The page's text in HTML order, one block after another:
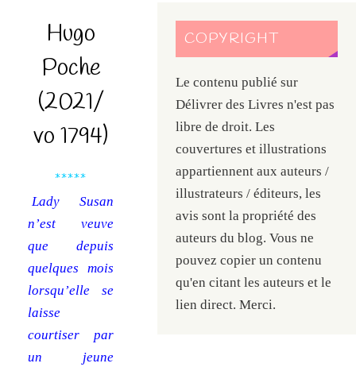
Hugo
Poche
(2021/
vo 1794)
*****
Lady Susan
n’est veuve
que depuis
quelques mois
lorsqu’elle se
laisse
courtiser par
un jeune
COPYRIGHT
Le contenu publié sur
Délivrer des Livres n'est pas
libre de droit. Les
couvertures et illustrations
appartiennent aux auteurs /
illustrateurs / éditeurs, les
avis sont la propriété des
auteurs du blog. Vous ne
pouvez copier un contenu
qu'en citant les auteurs et le
lien direct. Merci.